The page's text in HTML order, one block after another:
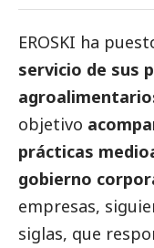
EROSKI ha
servicio de sus
objetivo
prácticas
gobierno
empresas,
siglas, que